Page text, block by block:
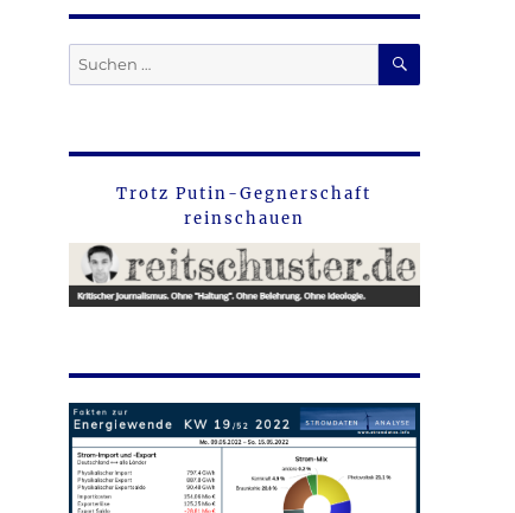
Suche
nach:
SUCHEN
Trotz Putin-Gegnerschaft
reinschauen